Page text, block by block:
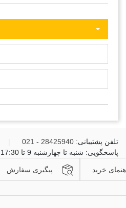
تلفن پشتیبانی: 28425940 - 021
پاسخگویی: شنبه تا چهارشنبه 9 تا 17:30، پنجشنبه 9 تا 14:30
خرید پیگیری سفارش